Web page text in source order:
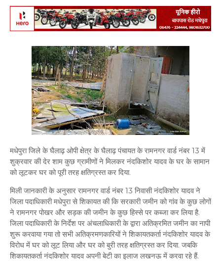
मधेपुरा जिले के घैलाढ़ ओपी क्षेत्र के घैलाढ़ पंचायत के रामनगर वार्ड नंबर 13 में
शुक्रवार की देर शाम कुछ ग्रामीणों ने मिलकर नंदकिशोर यादव के घर के सामान
को लूटकर घर को पूरी तरह क्षतिग्रस्त कर दिया.
मिली जानकारी के अनुसार रामनगर वार्ड नंबर 13 निवासी नंदकिशोर यादव ने
जिला पदाधिकारी मधेपुरा से शिकायत की कि सरकारी जमीन को गांव के कुछ लोगों
ने रामनगर पोखर और सड़क की जमीन के कुछ हिस्से पर कब्जा कर लिया है.
जिला पदाधिकारी के निर्देश पर अंचलाधिकारी के द्वारा अतिक्रमित जमीन का नापी
शुरू करवाया गया तो सभी अतिक्रमणकारियों ने शिकायतकर्ता नंदकिशोर यादव के
विरोध में घर को लूट लिया और घर को बुरी तरह क्षतिग्रस्त कर दिया. जबकि
शिकायतकर्ता नंदकिशोर यादव अपनी बेटी का इलाज लखनऊ में करवा रहे हैं.